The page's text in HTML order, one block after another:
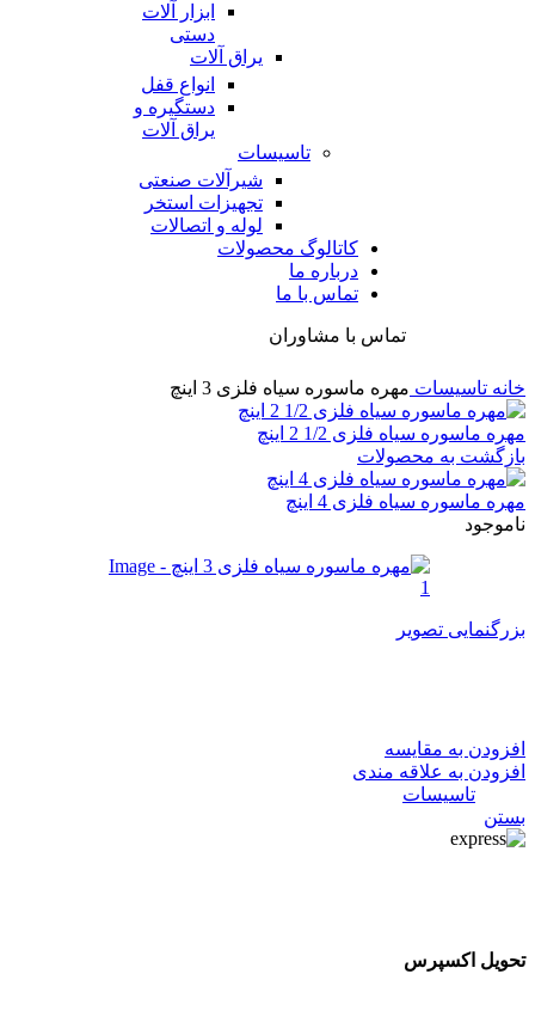
ابزار آلات
دستی
یراق آلات
انواع قفل
دستگیره و
یراق آلات
تاسیسات
شیرآلات صنعتی
تجهیزات استخر
لوله و اتصالات
کاتالوگ محصولات
درباره ما
تماس با ما
تماس با مشاوران
خانه تاسیسات مهره ماسوره سیاه فلزی 3 اینچ
مهره ماسوره سیاه فلزی 1/2 2 اینچ
بازگشت به محصولات
مهره ماسوره سیاه فلزی 4 اینچ
ناموجود
بزرگنمایی تصویر
افزودن به مقایسه
افزودن به علاقه مندی
تاسیسات
بستن
تحویل اکسپرس